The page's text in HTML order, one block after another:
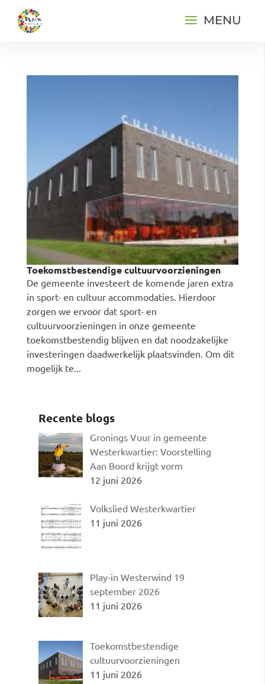
Toekomstbestendige cultuurvoorzieningen
De gemeente investeert de komende jaren extra
in sport- en cultuur accommodaties. Hierdoor
zorgen we ervoor dat sport- en
cultuurvoorzieningen in onze gemeente
toekomstbestendig blijven en dat noodzakelijke
investeringen daadwerkelijk plaatsvinden. Om dit
mogelijk te...
Recente blogs
Gronings Vuur in gemeente
Westerkwartier: Voorstelling
Aan Boord krijgt vorm
12 juni 2026
Volkslied Westerkwartier
11 juni 2026
Play-in Westerwind 19
september 2026
11 juni 2026
Toekomstbestendige
cultuurvoorzieningen
11 juni 2026